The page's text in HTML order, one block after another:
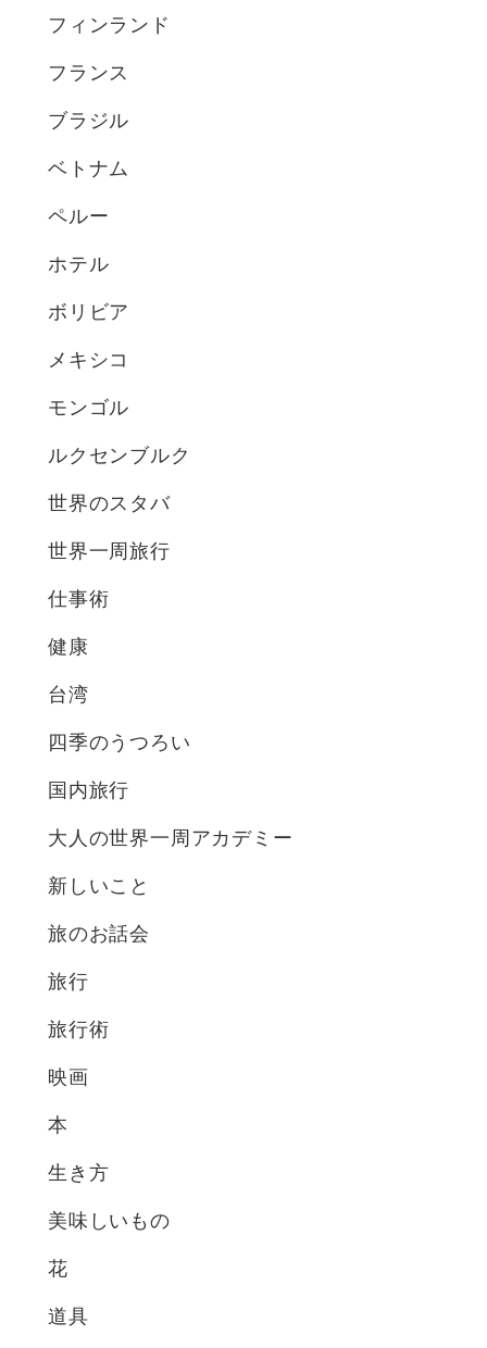
フィンランド
フランス
ブラジル
ベトナム
ペルー
ホテル
ボリビア
メキシコ
モンゴル
ルクセンブルク
世界のスタバ
世界一周旅行
仕事術
健康
台湾
四季のうつろい
国内旅行
大人の世界一周アカデミー
新しいこと
旅のお話会
旅行
旅行術
映画
本
生き方
美味しいもの
花
道具